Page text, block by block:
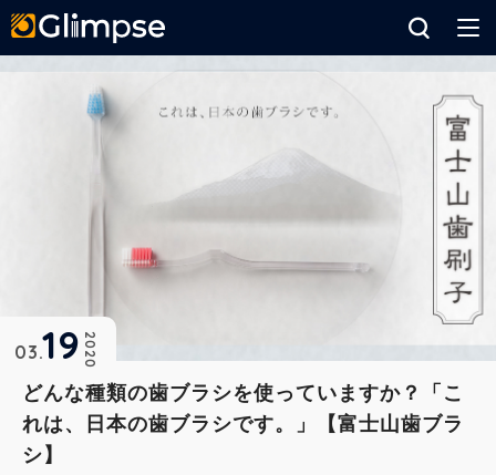
どんな種類の歯ブラシを使っていますか？「こ
れは、日本の歯ブラシです。」【富士山歯ブラ
シ】
2020
03 19